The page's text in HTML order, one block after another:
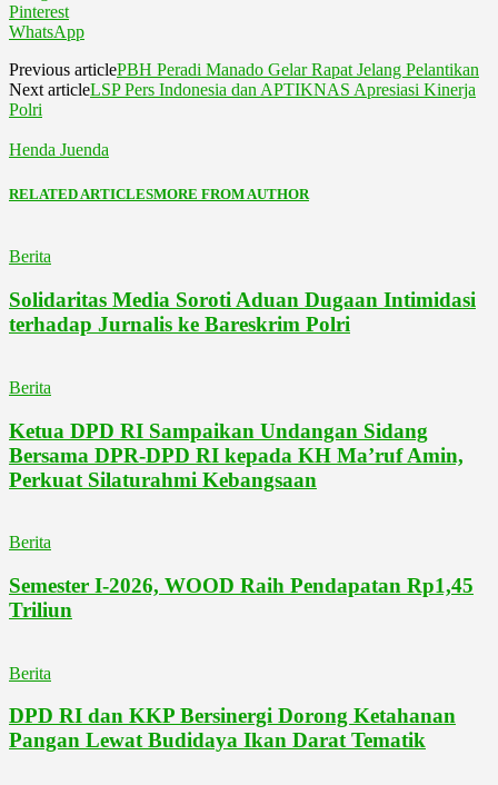
Pinterest
WhatsApp
Previous articlePBH Peradi Manado Gelar Rapat Jelang Pelantikan
Next articleLSP Pers Indonesia dan APTIKNAS Apresiasi Kinerja
Polri
Henda Juenda
RELATED ARTICLESMORE FROM AUTHOR
Berita
Solidaritas Media Soroti Aduan Dugaan Intimidasi
terhadap Jurnalis ke Bareskrim Polri
Berita
Ketua DPD RI Sampaikan Undangan Sidang
Bersama DPR-DPD RI kepada KH Ma’ruf Amin,
Perkuat Silaturahmi Kebangsaan
Berita
Semester I-2026, WOOD Raih Pendapatan Rp1,45
Triliun
Berita
DPD RI dan KKP Bersinergi Dorong Ketahanan
Pangan Lewat Budidaya Ikan Darat Tematik